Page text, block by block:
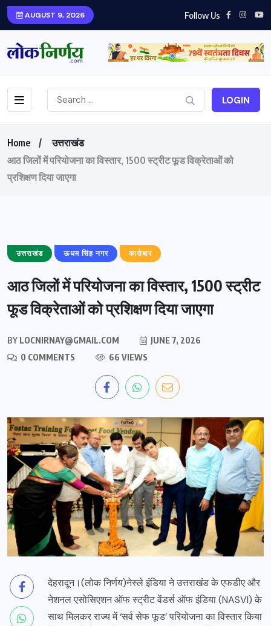
AUGUST 9, 2026 Follow Us
LOGIN
Home
उत्तराखंड
आठ जिलों में परियोजना का विस्तार, 1500 स्ट्रीट फूड विक्रेताओं को
प्रशिक्षण दिया जाएगा
उत्तराखंड ऊधम सिंह नगर कारोबार
आठ जिलों में परियोजना का विस्तार, 1500 स्ट्रीट
फूड विक्रेताओं को प्रशिक्षण दिया जाएगा
BY LOCNIRNAY@GMAIL.COM
JUNE 7, 2026
0 COMMENTS
66 VIEWS
देहरादून।(लोक निर्णय)नेस्ले इंडिया ने उत्तराखंड के एफडीए और
नेशनल एसोसिएशन ऑफ स्ट्रीट वेंडर्स ऑफ इंडिया (NASVI) के
साथ मिलकर राज्य में ‘सर्व सेफ फूड’ परियोजना का विस्तार किया